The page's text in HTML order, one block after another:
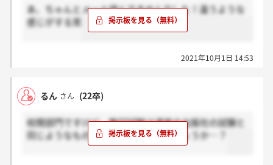
あ、ちゃんとメール読んでませんでした！違うような
感じがする笑
2021年10月1日 14:53
るん さん (22卒)
校閲部門ですけど、筆記試験は通常の出版社の試験と
同じようなものだと考えて良いのでしょうか…？